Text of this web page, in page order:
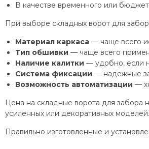
В качестве временного или
При выборе складных ворот для
Материал каркаса — чаще всего
Тип обшивки — чаще всего
Наличие калитки — удобно, если
Система фиксации — надежные
Возможность автоматизации —
Цена на складные ворота для забора
усиленных или декоративных моделей.
Правильно изготовленные и